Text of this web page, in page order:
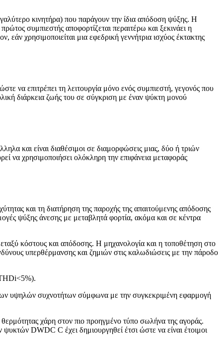
κινητήρα) που παράγουν την ίδια απόδοση ψύξης. Η
συμπιεστής αποφορτίζεται περαιτέρω και ξεκινάει η
χρησιμοποιείται μια εφεδρική γεννήτρια ισχύος έκτακτης
να επιτρέπει τη λειτουργία μόνο ενός συμπιεστή, γεγονός που
διάρκεια ζωής του σε σύγκριση με έναν ψύκτη μονού
και είναι διαθέσιμοι σε διαμορφώσεις μιας, δύο ή τριών
να χρησιμοποιήσει ολόκληρη την επιφάνεια μεταφοράς
και τη διατήρηση της παροχής της απαιτούμενης απόδοσης
ψύξης άνεσης με μεταβλητά φορτία, ακόμα και σε κέντρα
κόστους και απόδοσης. Η μηχανολογία και η τοποθέτηση στο
υπερθέρμανσης και ζημιών στις καλωδιώσεις με την πάροδο
υψηλών συχνοτήτων σύμφωνα με την συγκεκριμένη εφαρμογή
χάρη στον πιο προηγμένο τύπο σωλήνα της αγοράς.
DWDC C έχει δημιουργηθεί έτσι ώστε να είναι έτοιμοι